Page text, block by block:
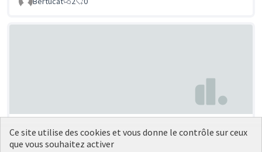
Végétaliser la dalle Artaud
Soumise au vote
Anouk Céline Julie FLAMANT
Ce site utilise des cookies et vous donne le contrôle sur ceux
que vous souhaitez activer